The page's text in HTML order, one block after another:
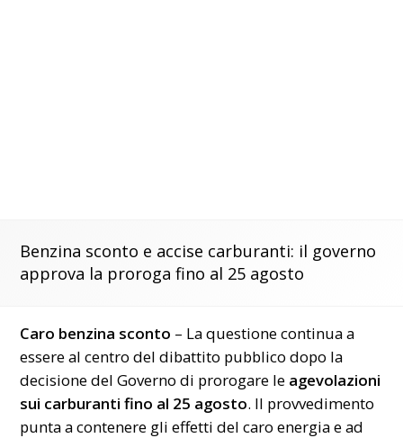
Benzina sconto e accise carburanti: il governo
approva la proroga fino al 25 agosto
Caro benzina sconto – La questione continua a
essere al centro del dibattito pubblico dopo la
decisione del Governo di prorogare le agevolazioni
sui carburanti fino al 25 agosto. Il provvedimento
punta a contenere gli effetti del caro energia e ad